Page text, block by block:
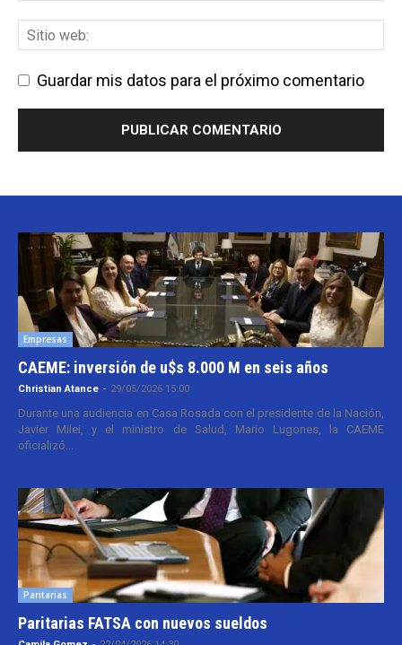
Guardar mis datos para el próximo comentario
Empresas
CAEME: inversión de u$s 8.000 M en seis años
Christian Atance - 29/05/2026 15:00
Durante una audiencia en Casa Rosada con el presidente de la Nación,
Javier Milei, y el ministro de Salud, Mario Lugones, la CAEME
oficializó...
Paritarias
Paritarias FATSA con nuevos sueldos